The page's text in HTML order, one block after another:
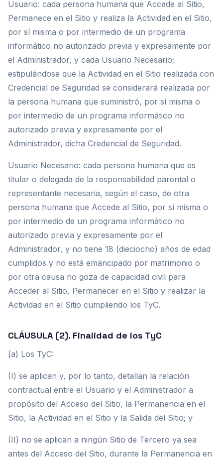
Usuario: cada persona humana que Accede al Sitio,
Permanece en el Sitio y realiza la Actividad en el Sitio,
por sí misma o por intermedio de un programa
informático no autorizado previa y expresamente por
el Administrador, y cada Usuario Necesario;
estipulándose que la Actividad en el Sitio realizada con
Credencial de Seguridad se considerará realizada por
la persona humana que suministró, por sí misma o
por intermedio de un programa informático no
autorizado previa y expresamente por el
Administrador, dicha Credencial de Seguridad.
Usuario Necesario: cada persona humana que es
titular o delegada de la responsabilidad parental o
representante necesaria, según el caso, de otra
persona humana que Accede al Sitio, por sí misma o
por intermedio de un programa informático no
autorizado previa y expresamente por el
Administrador, y no tiene 18 (dieciocho) años de edad
cumplidos y no está emancipado por matrimonio o
por otra causa no goza de capacidad civil para
Acceder al Sitio, Permanecer en el Sitio y realizar la
Actividad en el Sitio cumpliendo los TyC.
CLÁUSULA (2). Finalidad de los TyC
(a) Los TyC:
(I) se aplican y, por lo tanto, detallan la relación
contractual entre el Usuario y el Administrador a
propósito del Acceso del Sitio, la Permanencia en el
Sitio, la Actividad en el Sitio y la Salida del Sitio; y
(II) no se aplican a ningún Sitio de Tercero ya sea
antes del Acceso del Sitio, durante la Permanencia en